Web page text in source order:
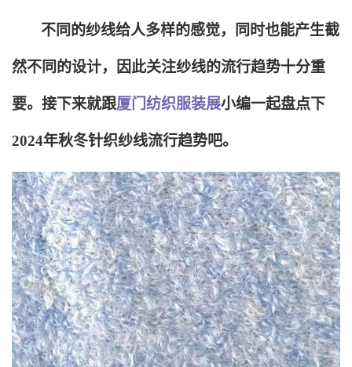
不同的纱线给人多样的感觉，同时也能产生截
然不同的设计，因此关注纱线的流行趋势十分重
要。接下来就跟厦门纺织服装展小编一起盘点下
2024年秋冬针织纱线流行趋势吧。